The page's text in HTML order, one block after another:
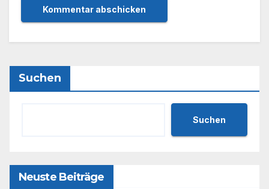
Suchen
Suchen
Neuste Beiträge